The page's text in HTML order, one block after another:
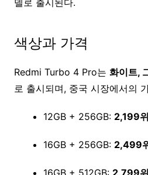
델로 출시된다.
색상과 가격
Redmi Turbo 4 Pro는 화이트,
로 출시되며, 중국 시장에서의
12GB + 256GB: 2,199
16GB + 256GB: 2,499